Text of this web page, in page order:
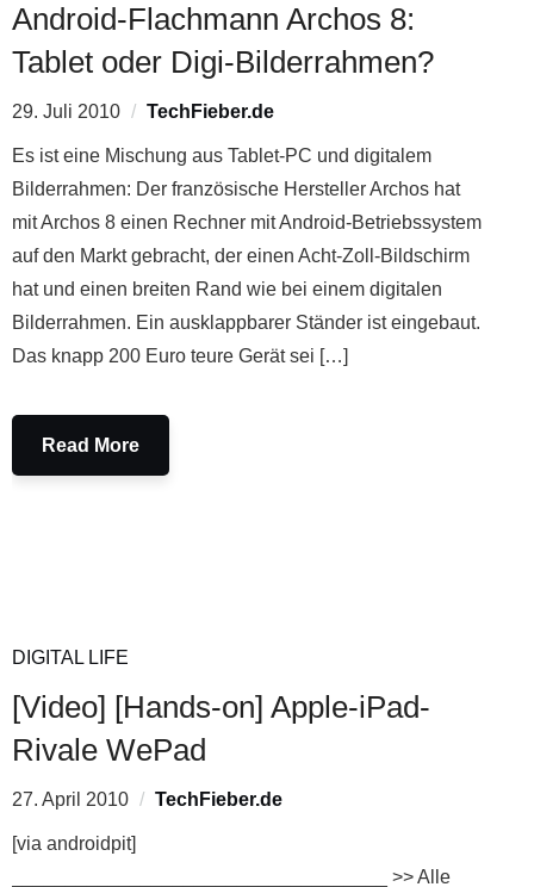
Android-Flachmann Archos 8:
Tablet oder Digi-Bilderrahmen?
29. Juli 2010 TechFieber.de
Es ist eine Mischung aus Tablet-PC und digitalem
Bilderrahmen: Der französische Hersteller Archos hat
mit Archos 8 einen Rechner mit Android-Betriebssystem
auf den Markt gebracht, der einen Acht-Zoll-Bildschirm
hat und einen breiten Rand wie bei einem digitalen
Bilderrahmen. Ein ausklappbarer Ständer ist eingebaut.
Das knapp 200 Euro teure Gerät sei […]
Read More
DIGITAL LIFE
[Video] [Hands-on] Apple-iPad-
Rivale WePad
27. April 2010 TechFieber.de
[via androidpit]
___________________________________ >> Alle